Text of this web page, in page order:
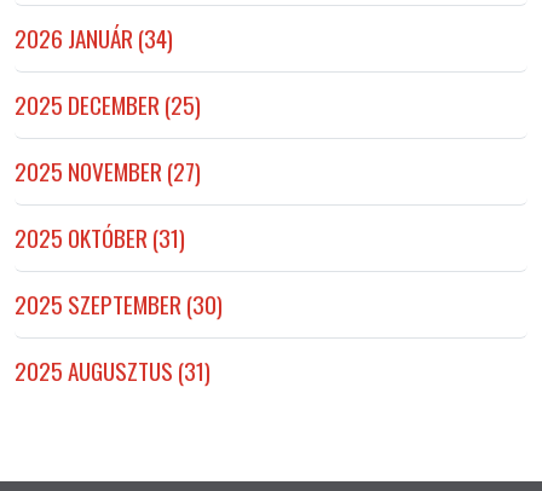
2026 JANUÁR (34)
2025 DECEMBER (25)
2025 NOVEMBER (27)
2025 OKTÓBER (31)
2025 SZEPTEMBER (30)
2025 AUGUSZTUS (31)